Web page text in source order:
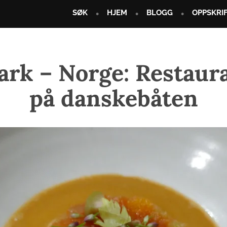
SØK HJEM BLOGG
– Norge:
på danskebåten